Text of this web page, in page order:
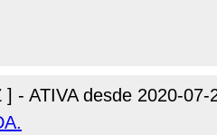
- ATIVA desde 2020-07-